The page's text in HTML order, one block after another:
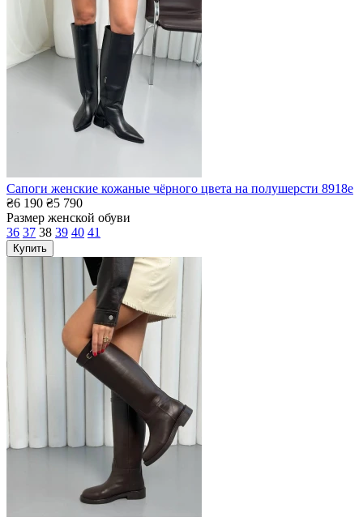
Сапоги женские кожаные чёрного цвета на полушерсти 8918е
₴6 190 ₴5 790
Размер женской обуви
36 37 38 39 40 41
Купить